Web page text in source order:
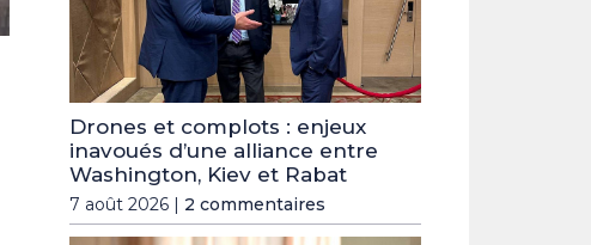
Drones et complots : enjeux
inavoués d’une alliance entre
Washington, Kiev et Rabat
7 août 2026 | 2 commentaires